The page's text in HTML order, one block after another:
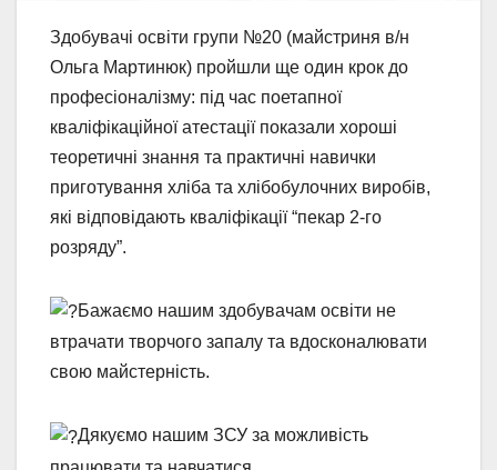
Здобувачі освіти групи №20 (майстриня в/н
Ольга Мартинюк) пройшли ще один крок до
професіоналізму: під час поетапної
кваліфікаційної атестації показали хороші
теоретичні знання та практичні навички
приготування хліба та хлібобулочних виробів,
які відповідають кваліфікації “пекар 2-го
розряду”.
Бажаємо нашим здобувачам освіти не
втрачати творчого запалу та вдосконалювати
свою майстерність.
Дякуємо нашим ЗСУ за можливість